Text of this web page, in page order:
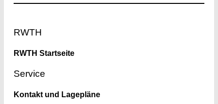
RWTH
RWTH Startseite
Service
Kontakt und Lagepläne